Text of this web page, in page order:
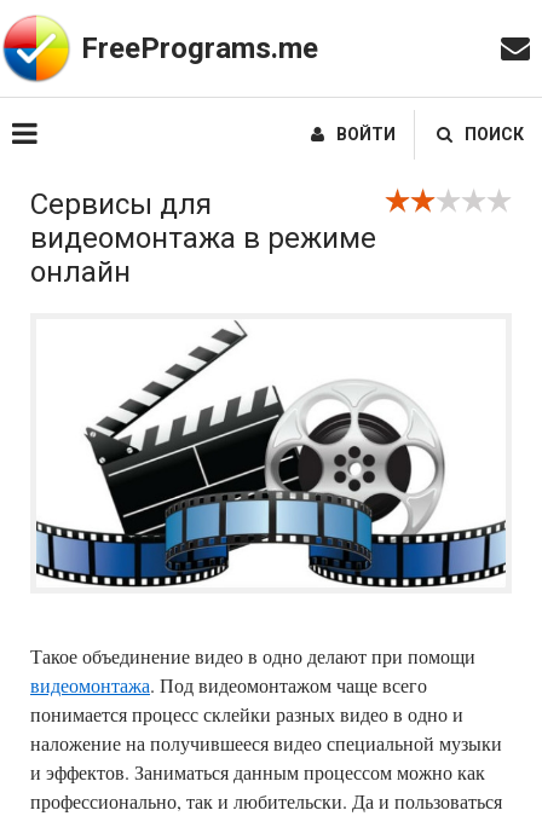
FreePrograms.me
ВОЙТИ ПОИСК
Сервисы для
видеомонтажа в режиме
онлайн
Такое объединение видео в одно делают при помощи
видеомонтажа. Под видеомонтажом чаще всего
понимается процесс склейки разных видео в одно и
наложение на получившееся видео специальной музыки
и эффектов. Заниматься данным процессом можно как
профессионально, так и любительски. Да и пользоваться